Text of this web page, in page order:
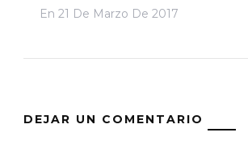
En 21 De Marzo De 2017
DEJAR UN COMENTARIO